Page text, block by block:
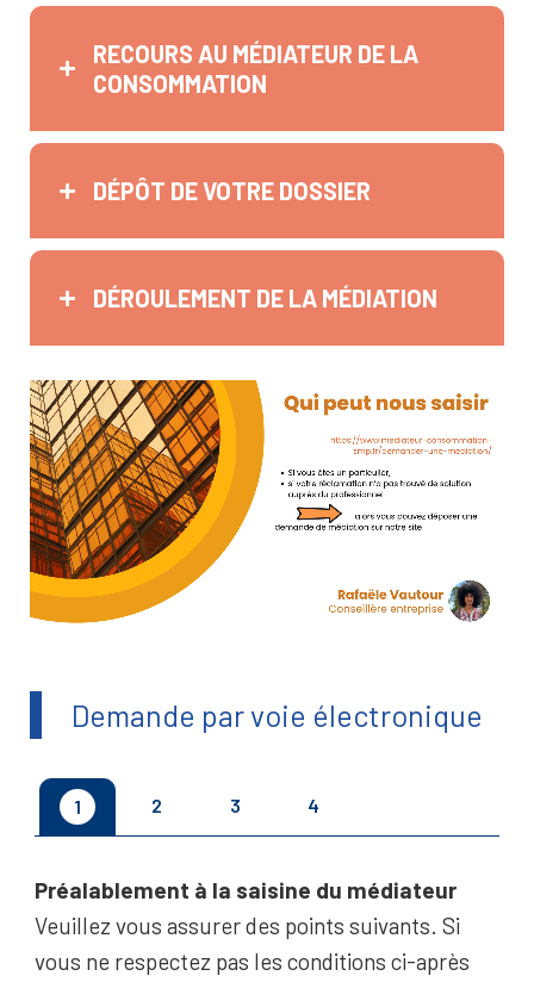
RECOURS AU MÉDIATEUR DE LA
CONSOMMATION
DÉPÔT DE VOTRE DOSSIER
DÉROULEMENT DE LA MÉDIATION
Demande par voie électronique
1 2 3 4
Préalablement à la saisine du médiateur
Veuillez vous assurer des points suivants. Si
vous ne respectez pas les conditions ci-après